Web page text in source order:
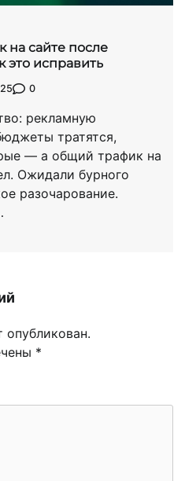
на сайте после
это исправить
0
рекламную
тратятся,
— а общий трафик на
Ожидали бурного
разочарование.
опубликован.
*